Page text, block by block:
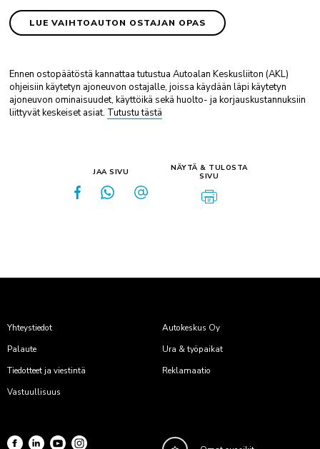
LUE VAIHTOAUTON OSTAJAN OPAS
Ennen ostopäätöstä kannattaa tutustua Autoalan Keskusliiton (AKL)
ohjeisiin käytetyn ajoneuvon ostajalle, joissa käydään läpi käytetyn
ajoneuvon ominaisuudet, käyttöikä sekä huolto- ja korjauskustannuksiin
liittyvät keskeiset asiat. Tutustu tästä
JAA SIVU
NÄYTÄ & TULOSTA
SIVU
Yhteystiedot
Autokeskus Oy
Palaute
Ura & työpaikat
Tiedotteet ja viestintä
Reklamaatio
Vastuullisuus